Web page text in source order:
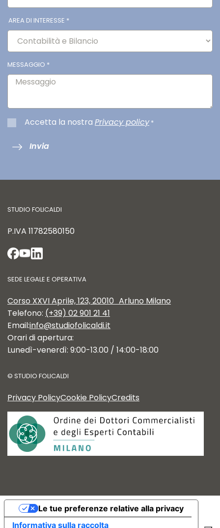
AREA DI INTERESSE *
MESSAGGIO *
Accetta la nostra Privacy policy*
Invia
STUDIO FOLICALDI
P.IVA 11782580150
SEDE LEGALE E OPERATIVA
Corso XXVI Aprile, 123, 20010 Arluno Milano
Telefono: (+39) 02 901 21 41
Email:info@studiofolicaldi.it
Orari di apertura:
Lunedì-venerdì: 9:00-13.00 / 14:00-18:00
© STUDIO FOLICALDI
Privacy PolicyCookie PolicyCredits
Informativa sulla raccolta
Le tue preferenze relative alla privacy